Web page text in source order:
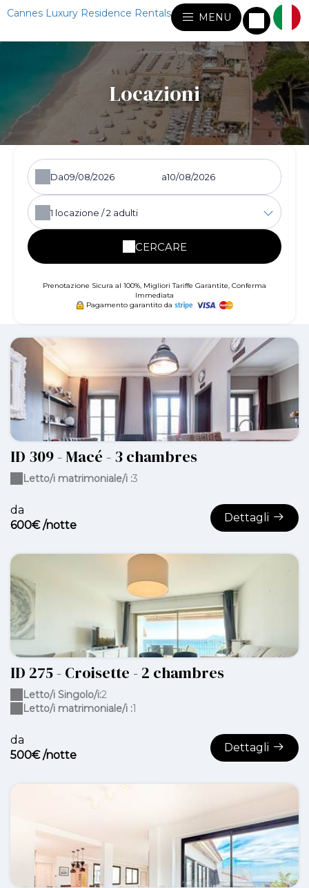
Cannes Luxury Residence Rentals MENU
Locazioni
Da a
1 locazione /2 adulti
CERCARE
Prenotazione Sicura al 100%, Migliori Tariffe Garantite, Conferma
Immediata
Pagamento garantito da
ID 309 - Macé - 3 chambres
da
600€ /notte
Dettagli
Letto/i matrimoniale/i :3
ID 275 - Croisette - 2 chambres
da
500€ /notte
Dettagli
Letto/i Singolo/i:2
Letto/i matrimoniale/i :1